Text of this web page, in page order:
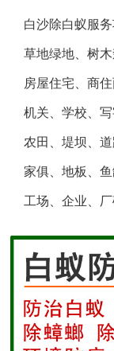
丹阳白蚁防治
扬中白蚁防治
句容白蚁防治
响水白蚁防治
滨海白蚁防治
阜宁白蚁防治
射阳白蚁防治
建湖白蚁防治
东台白蚁防治
白沙除白蚁服务
草地绿地、树
房屋住宅、商
机关、学校、
农田、堤坝、
家俱、地板、
工场、企业、